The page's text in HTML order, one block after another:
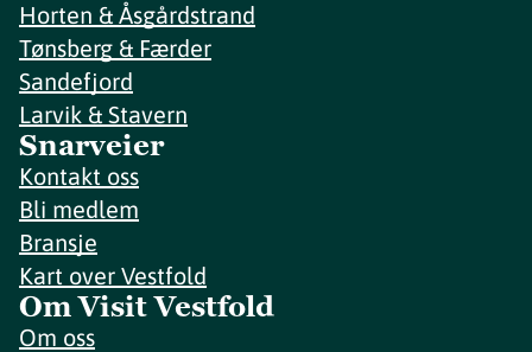
Horten & Åsgårdstrand
Tønsberg & Færder
Sandefjord
Larvik & Stavern
Snarveier
Kontakt oss
Bli medlem
Bransje
Kart over Vestfold
Om Visit Vestfold
Om oss